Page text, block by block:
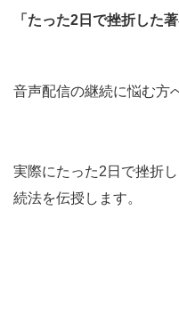
「たった2日で挫折した
音声配信の継続に悩む方
実際にたった2日で挫折
続法を伝授します。